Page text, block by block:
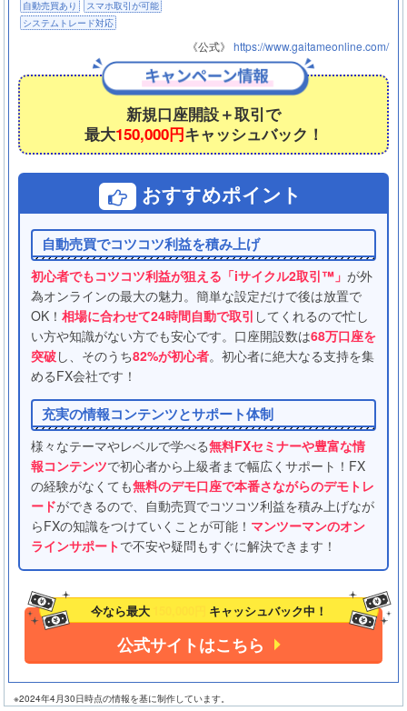
自動売買あり
スマホ取引が可能
システムトレード対応
《公式》 https://www.gaitameonline.com/
新規口座開設＋取引で
最大150,000円キャッシュバック！
おすすめポイント
自動売買でコツコツ利益を積み上げ
初心者でもコツコツ利益が狙える「iサイクル2取引™」 が外
為オンラインの最大の魅力。簡単な設定だけで後は放置で
OK！ 相場に合わせて24時間自動で取引 してくれるので忙し
い方や知識がない方でも安心です。口座開設数は68万口座を
突破し、そのうち82%が初心者。初心者に絶大なる支持を集
めるFX会社です！
充実の情報コンテンツとサポート体制
様々なテーマやレベルで学べる無料FXセミナーや豊富な情
報コンテンツで初心者から上級者まで幅広くサポート！FX
の経験がなくても無料のデモ口座で本番さながらのデモトレ
ードができるので、自動売買でコツコツ利益を積み上げなが
らFXの知識をつけていくことが可能！ マンツーマンのオン
ラインサポートで不安や疑問もすぐに解決できます！
今なら最大 キャッシュバック中！
公式サイトはこちら
※2024年4月30日時点の情報を基に制作しています。